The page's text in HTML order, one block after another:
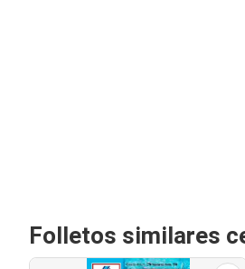
Folletos similares